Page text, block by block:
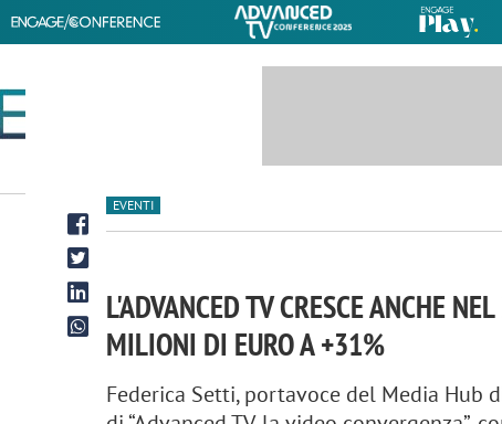
EVENTI
L'ADVANCED TV CRESCE ANCHE
MILIONI DI EURO A +31%
Federica Setti, portavoce del Media Hub